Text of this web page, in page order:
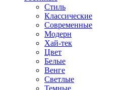
Стиль
Классические
Современные
Модерн
Хай-тек
Цвет
Белые
Венге
Светлые
Темные